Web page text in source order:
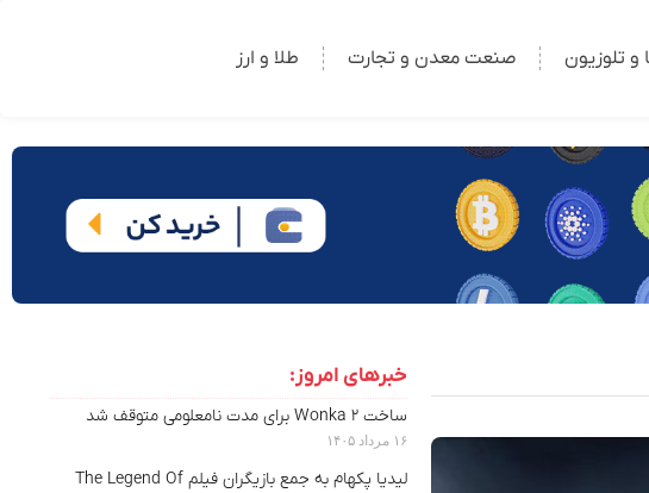
و تلوزیون صنعت معدن و تجارت طلا و ارز
خبرهای امروز:
ساخت Wonka 2 برای مدت نامعلومی متوقف شد
۱۶ مرداد ۱۴۰۵
لیدیا پکهام به جمع بازیگران فیلم The Legend Of